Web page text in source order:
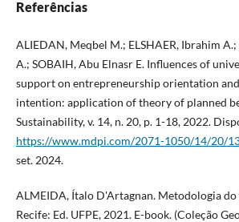
Referências
ALIEDAN, Meqbel M.; ELSHAER, Ibrahim
A.; SOBAIH, Abu Elnasr E. Influences of
support on entrepreneurship orientation
intention: application of theory of planned
Sustainability, v. 14, n. 20, p. 1-18, 2022.
https://www.mdpi.com/2071-1050/14/20/
set. 2024.
ALMEIDA, Ítalo D'Artagnan. Metodologia
Recife: Ed. UFPE, 2021. E-book. (Coleção